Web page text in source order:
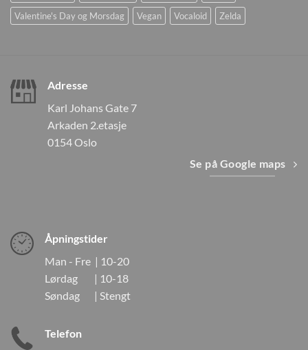
Valentine's Day og Morsdag
Vegan Vocaloid Zelda
Adresse
Karl Johans Gate 7
Arkaden 2.etasje
0154 Oslo
Se på Google maps
Åpningstider
Man - Fre | 10-20
Lørdag | 10-18
Søndag | Stengt
Telefon